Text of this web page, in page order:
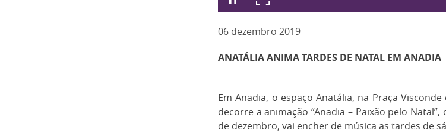
06 dezembro 2019
ANATÁLIA ANIMA TARDES DE NATAL EM ANADIA
Em Anadia, o espaço Anatália, na Praça
decorre a animação “Anadia – Paixão pelo
de dezembro, vai encher de música as tardes de